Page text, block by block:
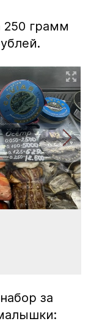
250 грамм
за